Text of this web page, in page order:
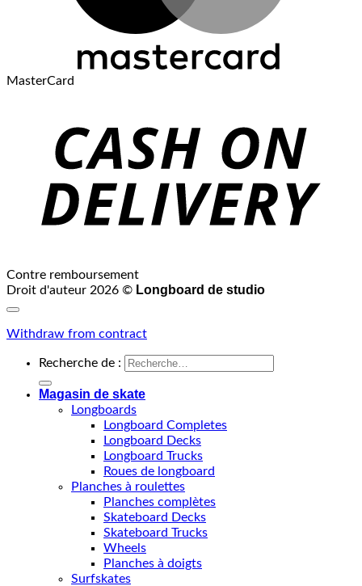
MasterCard
Contre remboursement
Droit d'auteur 2026 © Longboard de studio
Withdraw from contract
Recherche de :
Magasin de skate
Longboards
Longboard Completes
Longboard Decks
Longboard Trucks
Roues de longboard
Planches à roulettes
Planches complètes
Skateboard Decks
Skateboard Trucks
Wheels
Planches à doigts
Surfskates